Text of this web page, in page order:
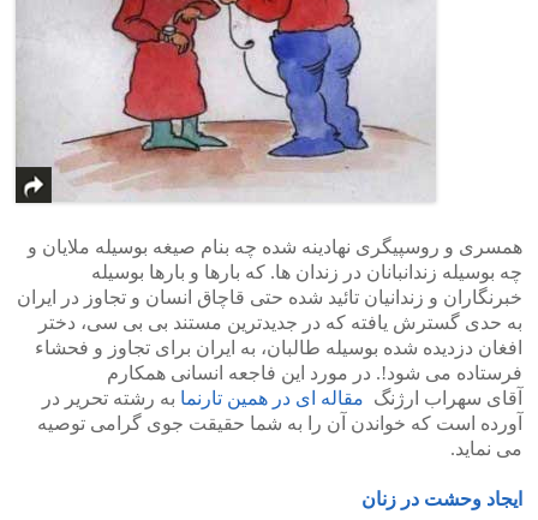
همسری و روسپیگری نهادینه شده چه بنام صیغه بوسیله ملایان و
چه بوسیله زندانبانان در زندان ها. که بارها و بارها بوسیله
خبرنگاران و زندانیان تائید شده حتی قاچاق انسان و تجاوز در ایران
به حدی گسترش یافته که در جدیدترین مستند بی بی سی، دختر
افغان دزدیده شده بوسیله طالبان، به ایران برای تجاوز و فحشاء
فرستاده می شود!. در مورد این فاجعه انسانی همکارم
آقای سهراب ارژنگ مقاله ای در همین تارنما به رشته تحریر در
آورده است که خواندن آن را به شما حقیقت جوی گرامی توصیه
می نماید.
ایجاد وحشت در زنان